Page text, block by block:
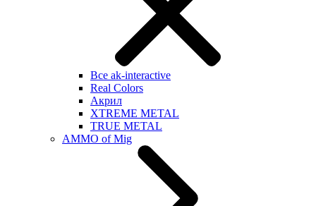
Все ak-interactive
Real Colors
Акрил
XTREME METAL
TRUE METAL
AMMO of Mig